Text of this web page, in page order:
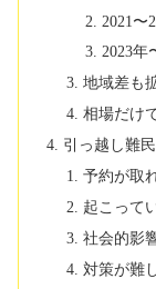
2021〜
2023年
地域差も
相場だけ
引っ越し難
予約が取
起こって
社会的影
対策が難